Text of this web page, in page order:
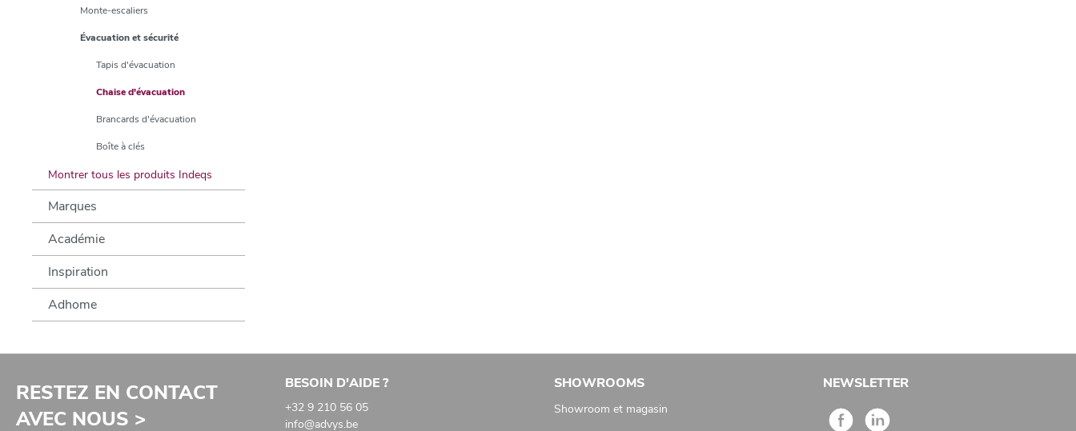
Monte-escaliers
Évacuation et sécurité
Tapis d'évacuation
Chaise d'évacuation
Brancards d'évacuation
Boîte à clés
Montrer tous les produits Indeqs
Marques
Académie
Inspiration
Adhome
RESTEZ EN CONTACT
AVEC NOUS >
BESOIN D'AIDE ?
+32 9 210 56 05
info@advys.be
SHOWROOMS
Showroom et magasin
NEWSLETTER